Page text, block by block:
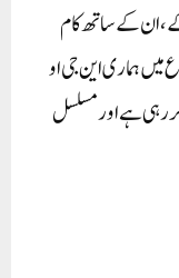
ان کے ساتھ کام
ہماری این جی او
ہے اور مسلسل